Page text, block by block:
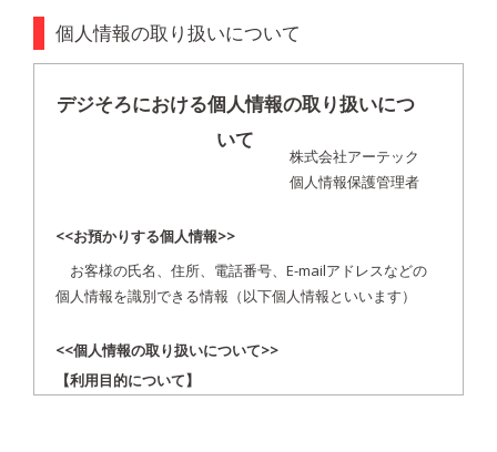
個人情報の取り扱いについて
デジそろにおける個人情報の取り扱いにつ
いて
株式会社アーテック
個人情報保護管理者
<<お預かりする個人情報>>
お客様の氏名、住所、電話番号、E-mailアドレスなどの
個人情報を識別できる情報（以下個人情報といいます）
<<個人情報の取り扱いについて>>
【利用目的について】